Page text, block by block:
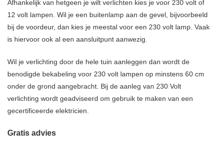
Afhankelijk van hetgeen je wilt verlichten kies je voor 230 volt of
12 volt lampen. Wil je een buitenlamp aan de gevel, bijvoorbeeld
bij de voordeur, dan kies je meestal voor een 230 volt lamp. Vaak
is hiervoor ook al een aansluitpunt aanwezig.
Wil je verlichting door de hele tuin aanleggen dan wordt de
benodigde bekabeling voor 230 volt lampen op minstens 60 cm
onder de grond aangebracht. Bij de aanleg van 230 Volt
verlichting wordt geadviseerd om gebruik te maken van een
gecertificeerde elektricien.
Gratis advies